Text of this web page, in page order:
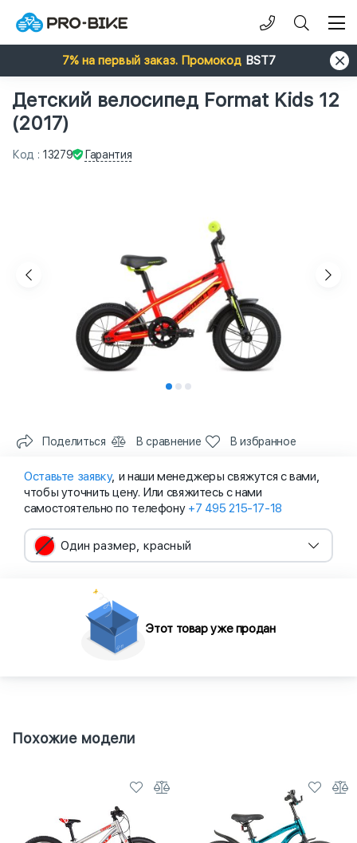
7% на первый заказ. Промокод BST7
Детский велосипед Format Kids 12
(2017)
Код : 13279 Гарантия
Поделиться В сравнение В избранное
Оставьте заявку, и наши менеджеры свяжутся с вами,
чтобы уточнить цену. Или свяжитесь с нами
самостоятельно по телефону +7 495 215-17-18
Один размер, красный
Этот товар уже продан
Похожие модели